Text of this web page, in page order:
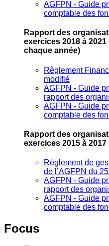
AGFPN ‐ Guide
comptable des
Rapport des
exercices 2018 à 2021
chaque année)
Règlement
modifié
AGFPN ‐ Guide
rapport des
AGFPN ‐ Guide
comptable des
Rapport des
exercices 2015 à 2017
Règlement de
de l’AGFPN du
AGFPN ‐ Guide
rapport des
AGFPN ‐ Guide
comptable des
Focus